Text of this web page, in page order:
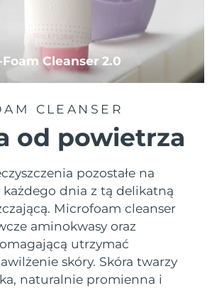
Cleanser 2.0
CLEANSER
od powietrza
pozostałe na
każdego dnia z tą delikatną
Microfoam cleanser
aminokwasy oraz
utrzymać
skóry. Skóra twarzy
naturalnie promienna i